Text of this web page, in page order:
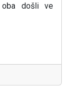
oba došli ve